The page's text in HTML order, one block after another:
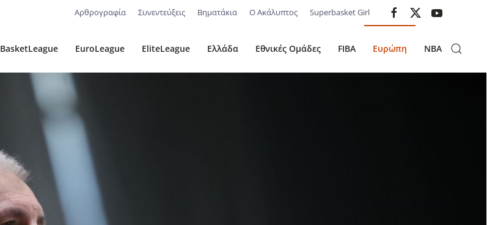
Αρθρογραφία Συνεντεύξεις Βηματάκια Ο Ακάλυπτος Superbasket Girl
BasketLeague EuroLeague EliteLeague Ελλάδα Εθνικές Ομάδες FIBA Ευρώπη NBA